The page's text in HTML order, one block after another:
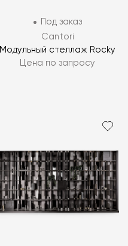
Под заказ
Cantori
Модульный стеллаж Rocky
Цена по запросу